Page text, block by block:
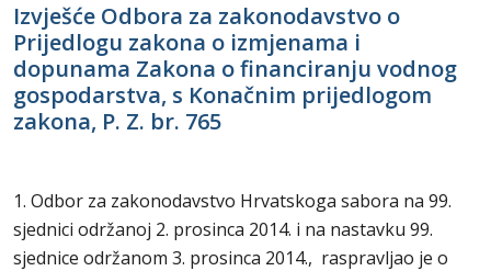
Izvješće Odbora za zakonodavstvo o
Prijedlogu zakona o izmjenama i
dopunama Zakona o financiranju vodnog
gospodarstva, s Konačnim prijedlogom
zakona, P. Z. br. 765
1. Odbor za zakonodavstvo Hrvatskoga sabora na 99.
sjednici održanoj 2. prosinca 2014. i na nastavku 99.
sjednice održanom 3. prosinca 2014., raspravljao je o